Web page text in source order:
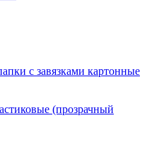
с завязками картонные
(прозрачный